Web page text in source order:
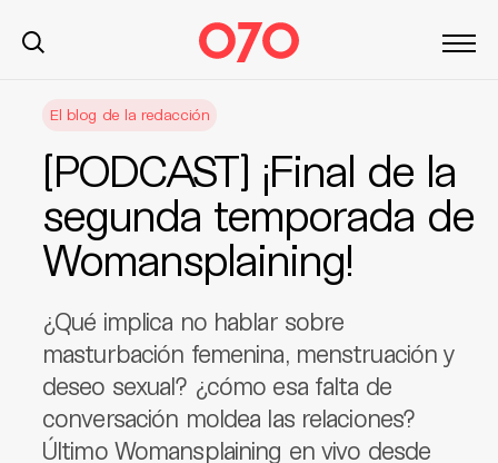
El blog de la redacción
[PODCAST] ¡Final de la
segunda temporada de
Womansplaining!
¿Qué implica no hablar sobre
masturbación femenina, menstruación y
deseo sexual? ¿cómo esa falta de
conversación moldea las relaciones?
Último Womansplaining en vivo desde